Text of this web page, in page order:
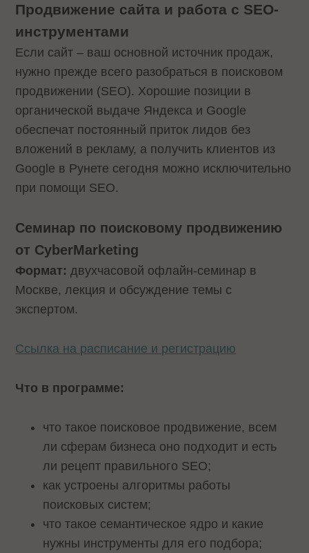
Продвижение сайта и работа с SEO-
инструментами
Если сайт – ваш основной источник продаж,
нужно прежде всего разобраться в поисковом
продвижении (SEO). Хорошие позиции в
органической выдаче Яндекса и Google
обеспечат постоянный приток лидов без
вложений в рекламу, а получить клиентов из
Google в Рунете сегодня можно исключительно
при помощи SEO.
Семинар по поисковому продвижению
от CyberMarketing
Формат: двухчасовой офлайн-семинар в
Москве, лекция и обсуждение темы с
экспертом.
Ссылка на расписание и регистрацию
Что в программе:
что такое поисковое продвижение, всем
ли сферам бизнеса оно подходит и есть
ли рецепт правильного SEO;
как устроены алгоритмы работы
поисковых систем;
что такое семантическое ядро и какие
нужны инструменты для его подбора;